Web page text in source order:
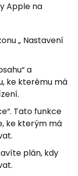
Apple na
„ Nastavení
a
ke kterému má
Tato funkce
ke kterým má
plán, kdy